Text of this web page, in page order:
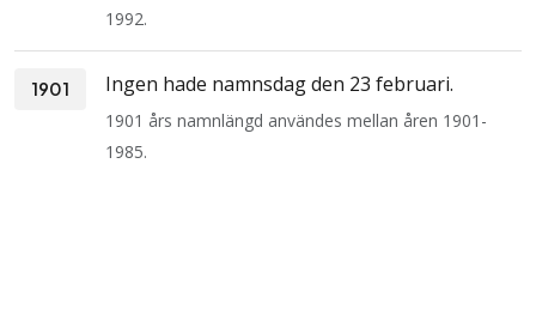
1992.
1901 Ingen hade namnsdag den 23 februari.
1901 års namnlängd användes mellan åren 1901-
1985.